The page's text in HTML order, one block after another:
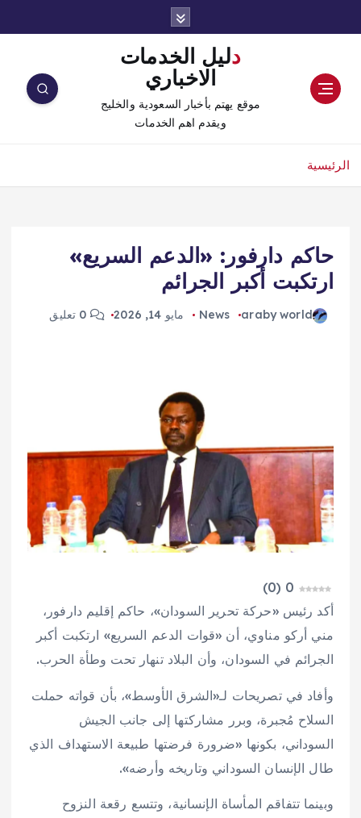
دليل الخدمات
الاخباري
موقع يهتم بأخبار السعودية والخليج
ويقدم اهم الخدمات
الرئيسية
حاكم دارفور: «الدعم السريع»
ارتكبت أكبر الجرائم
araby world
News مايو 14, 2026
0
(
0
)
أكد رئيس «حركة تحرير السودان»، حاكم إقليم دارفور،
مني أركو مناوي، أن «قوات الدعم السريع» ارتكبت أكبر
الجرائم في السودان، وأن البلاد تنهار تحت وطأة الحرب.
وأفاد في تصريحات لـ«الشرق الأوسط»، بأن قواته حملت
السلاح مُجبرة، وبرر مشاركتها إلى جانب الجيش
السوداني، بكونها «ضرورة فرضتها طبيعة الاستهداف الذي
طال الإنسان السوداني وتاريخه وأرضه».
وبينما تتفاقم المأساة الإنسانية، وتتسع رقعة النزوح